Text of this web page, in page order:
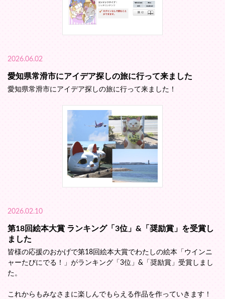
2026.06.02
愛知県常滑市にアイデア探しの旅に行って来ました
愛知県常滑市にアイデア探しの旅に行って来ました！
2026.02.10
第18回絵本大賞 ランキング「3位」&「奨励賞」を受賞し
ました
皆様の応援のおかげで第18回絵本大賞でわたしの絵本「ウインニ
ャーたびにでる！」がランキング「3位」&「奨励賞」受賞しまし
た。
これからもみなさまに楽しんでもらえる作品を作っていきます！